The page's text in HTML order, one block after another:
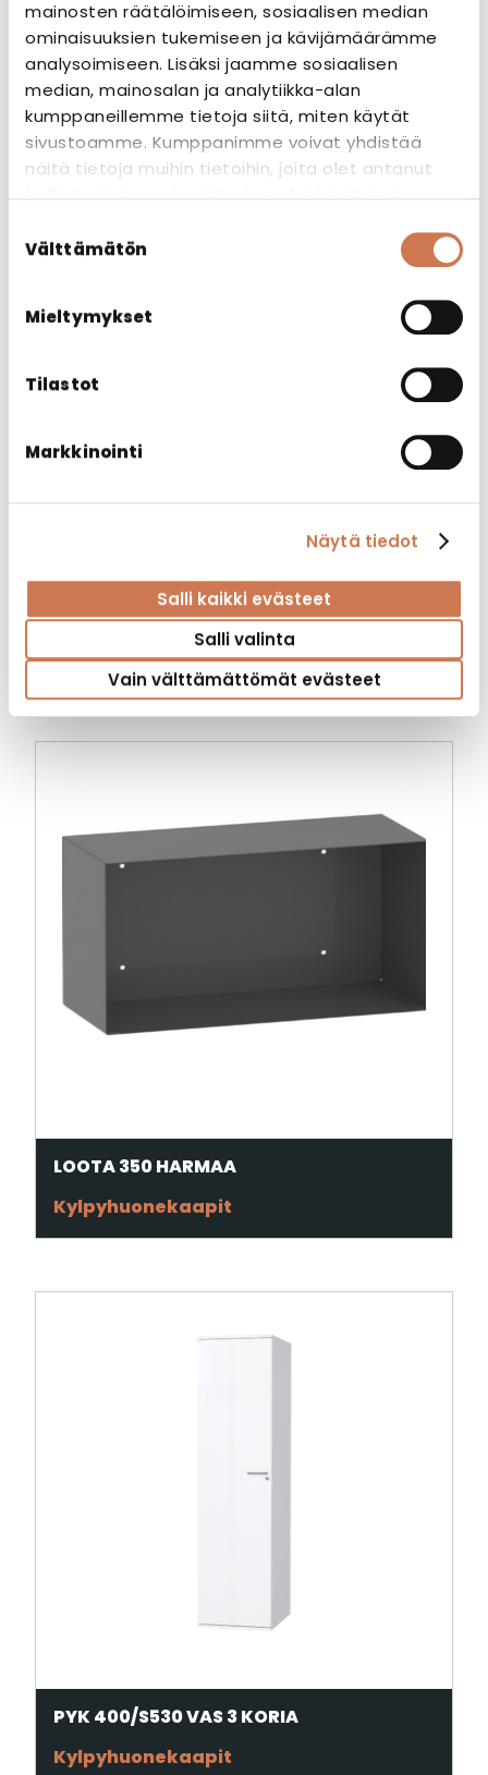
mainosten räätälöimiseen, sosiaalisen median
ominaisuuksien tukemiseen ja kävijämäärämme
analysoimiseen. Lisäksi jaamme sosiaalisen
median, mainosalan ja analytiikka-alan
kumppaneillemme tietoja siitä, miten käytät
sivustoamme. Kumppanimme voivat yhdistää
näitä tietoja muihin tietoihin, joita olet antanut
valinta
Välttämätön
Mieltymykset
Tilastot
Markkinointi
Näytä tiedot
Salli kaikki evästeet
Salli valinta
Vain välttämättömät evästeet
Tutustu myös
PYK 400/S530 VAS 2 KORIA
Kylpyhuonekaapit
LOOTA 350 HARMAA
Kylpyhuonekaapit
PYK 400/S530 VAS 3 KORIA
Kylpyhuonekaapit